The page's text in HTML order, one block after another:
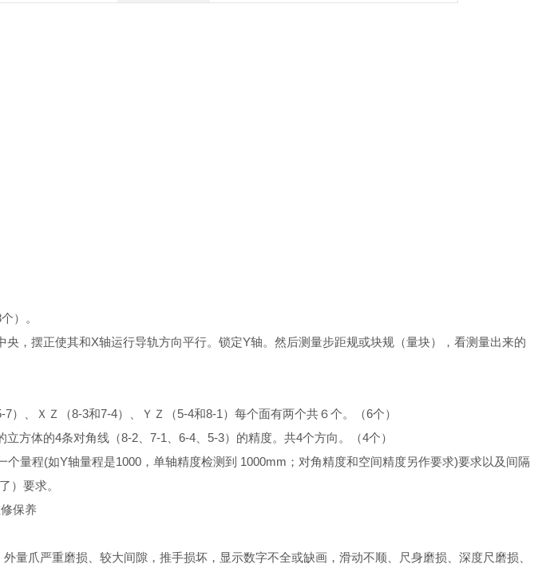
）。
，摆正使其和X轴运行导轨方向平行。锁定Y轴。然后测量步距规或块规（量块），看测量出来的
、ＸＺ（8-3和7-4）、ＹＺ（5-4和8-1）每个面有两个共６个。（6个）
方体的4条对角线（8-2、7-1、6-4、5-3）的精度。共4个方向。（4个）
量程(如Y轴量程是1000，单轴精度检测到 1000mm；对角精度和空间精度另作要求)要求以及间隔
）要求。
保养
量爪严重磨损、较大间隙，推手损坏，显示数字不全或缺画，滑动不顺、尺身磨损、深度尺磨损、